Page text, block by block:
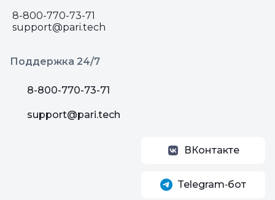
8-800-770-73-71
support@pari.tech
Поддержка 24/7
8-800-770-73-71
support@pari.tech
ВКонтакте
Telegram‑бот